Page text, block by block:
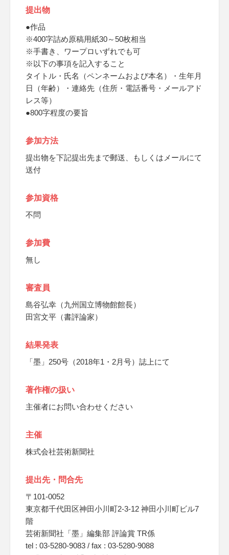
提出物
●作品
※400字詰め原稿用紙30～50枚相当
※手書き、ワープロいずれでも可
※以下の事項を記入すること
タイトル・氏名（ペンネームおよび本名）・生年月
日（年齢）・連絡先（住所・電話番号・メールアド
レス等）
●800字程度の要旨
参加方法
提出物を下記提出先まで郵送、もしくはメールにて
送付
参加資格
不問
参加費
無し
審査員
島谷弘幸（九州国立博物館館長）
田宮文平（書評論家）
結果発表
「墨」250号（2018年1・2月号）誌上にて
著作権の扱い
主催者にお問い合わせください
主催
株式会社芸術新聞社
提出先・問合先
〒101-0052
東京都千代田区神田小川町2-3-12 神田小川町ビル7
階
芸術新聞社「墨」編集部 評論賞 TR係
tel : 03-5280-9083 / fax : 03-5280-9088